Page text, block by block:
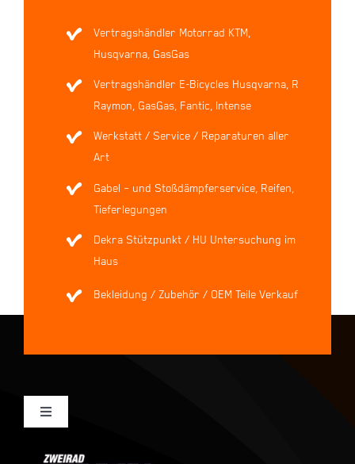
Vertragshändler Motorrad KTM,
Husqvarna, GasGas
Vertragshändler E-Bicycles Husqvarna, R
Raymon, GasGas, Fantic, Intense
Werkstatt / Service / Reparaturen aller
Art
Gabel – und Stoßdämpferservice, Reifen,
Tieferlegungen
Dekra Stützpunkt / HU Untersuchung im
Haus
Bekleidung / Zubehör / OEM Teile Verkauf
Toggle
Mein Konto